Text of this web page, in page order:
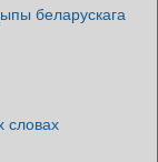
беларускага
словах